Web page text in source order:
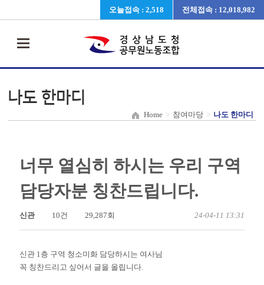
오늘접속 : 2,518 전체접속 : 12,018,982
나도 한마디
Home > 참여마당 > 나도 한마디
너무 열심히 하시는 우리 구역
담당자분 칭찬드립니다.
신관 10건 29,287회 24-04-11 13:31
신관 1층 구역 청소미화 담당하시는 여사님
꼭 칭찬드리고 싶어서 글을 올립니다.